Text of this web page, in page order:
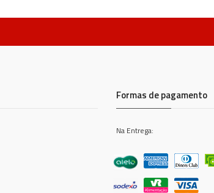
Formas de pagamento
Na Entrega: